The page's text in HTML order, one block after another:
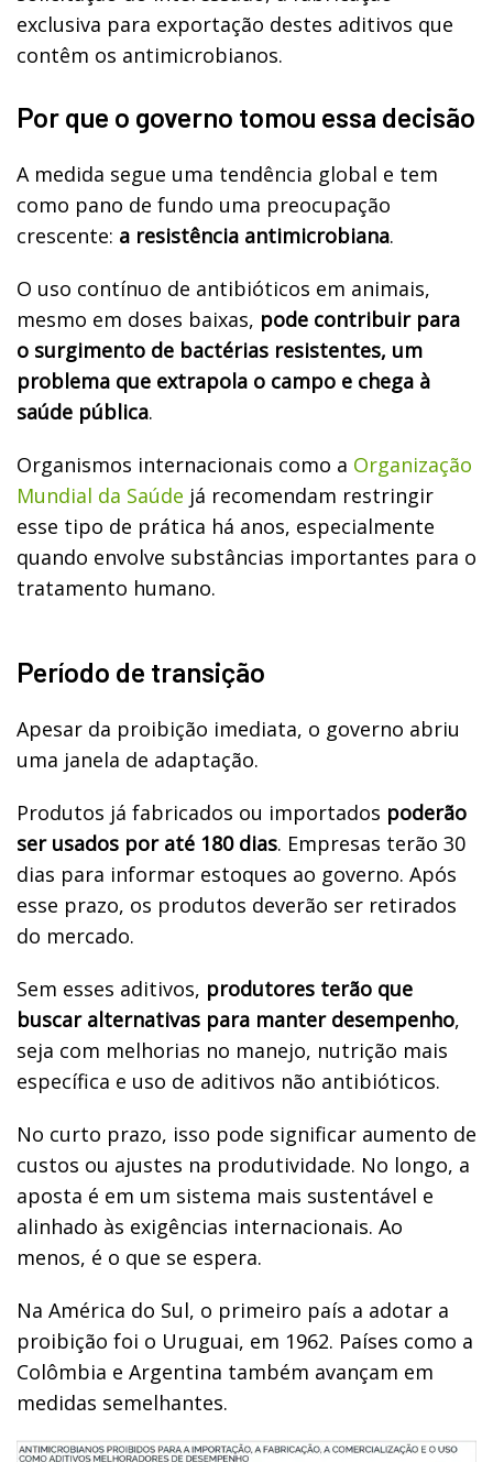
exclusiva para exportação destes aditivos que
contêm os antimicrobianos.
Por que o governo tomou essa decisão
A medida segue uma tendência global e tem
como pano de fundo uma preocupação
crescente: a resistência antimicrobiana.
O uso contínuo de antibióticos em animais,
mesmo em doses baixas, pode contribuir para
o surgimento de bactérias resistentes, um
problema que extrapola o campo e chega à
saúde pública.
Organismos internacionais como a Organização
Mundial da Saúde já recomendam restringir
esse tipo de prática há anos, especialmente
quando envolve substâncias importantes para o
tratamento humano.
Período de transição
Apesar da proibição imediata, o governo abriu
uma janela de adaptação.
Produtos já fabricados ou importados poderão
ser usados por até 180 dias. Empresas terão 30
dias para informar estoques ao governo. Após
esse prazo, os produtos deverão ser retirados
do mercado.
Sem esses aditivos, produtores terão que
buscar alternativas para manter desempenho,
seja com melhorias no manejo, nutrição mais
específica e uso de aditivos não antibióticos.
No curto prazo, isso pode significar aumento de
custos ou ajustes na produtividade. No longo, a
aposta é em um sistema mais sustentável e
alinhado às exigências internacionais. Ao
menos, é o que se espera.
Na América do Sul, o primeiro país a adotar a
proibição foi o Uruguai, em 1962. Países como a
Colômbia e Argentina também avançam em
medidas semelhantes.